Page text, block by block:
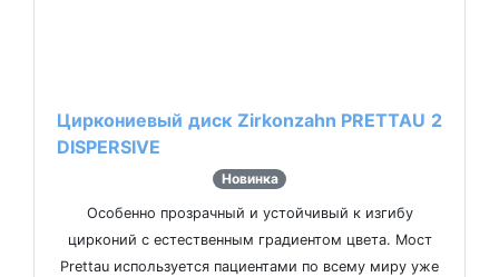
Циркониевый диск Zirkonzahn PRETTAU 2
DISPERSIVE
Новинка
Особенно прозрачный и устойчивый к изгибу
цирконий с естественным градиентом цвета. Мост
Prettau используется пациентами по всему миру уже